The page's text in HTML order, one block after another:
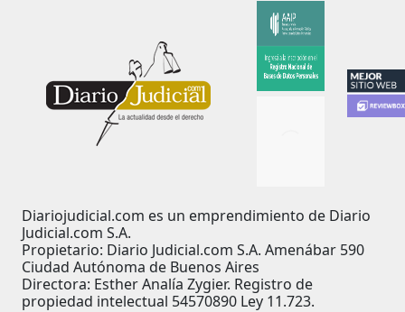
Diariojudicial.com es un emprendimiento de Diario
Judicial.com S.A.
Propietario: Diario Judicial.com S.A. Amenábar 590
Ciudad Autónoma de Buenos Aires
Directora: Esther Analía Zygier. Registro de
propiedad intelectual 54570890 Ley 11.723.